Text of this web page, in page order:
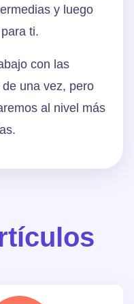
y luego
ti.
con las
una vez, pero
al nivel más